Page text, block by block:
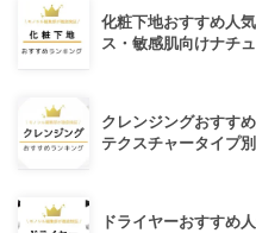
化粧下地おすすめ人
ス・敏感肌向けナチ
クレンジングおすす
テクスチャータイプ別
ドライヤーおすすめ